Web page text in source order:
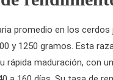
promedio en los cerdos
y 1250 gramos. Esta
rápida maduración, con